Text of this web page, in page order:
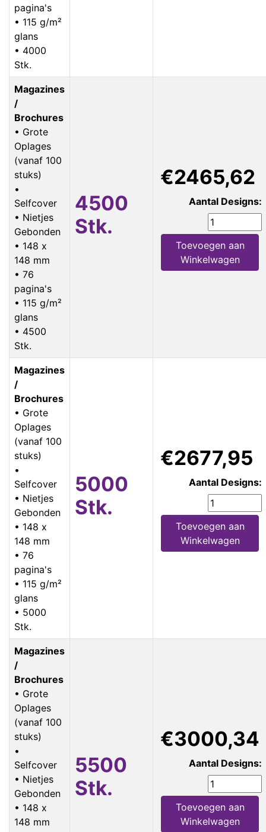
pagina's
• 115 g/m²
glans
• 4000
Stk.
Magazines
/
Brochures
• Grote
Oplages
(vanaf 100
stuks)
•
Selfcover
• Nietjes
Gebonden
• 148 x
148 mm
• 76
pagina's
• 115 g/m²
glans
• 4500
Stk.
4500
Stk.
€2465,62
Aantal Designs:
Toevoegen aan
Winkelwagen
Magazines
/
Brochures
• Grote
Oplages
(vanaf 100
stuks)
•
Selfcover
• Nietjes
Gebonden
• 148 x
148 mm
• 76
pagina's
• 115 g/m²
glans
• 5000
Stk.
5000
Stk.
€2677,95
Aantal Designs:
Toevoegen aan
Winkelwagen
Magazines
/
Brochures
• Grote
Oplages
(vanaf 100
stuks)
•
Selfcover
• Nietjes
Gebonden
• 148 x
148 mm
5500
Stk.
€3000,34
Aantal Designs:
Toevoegen aan
Winkelwagen